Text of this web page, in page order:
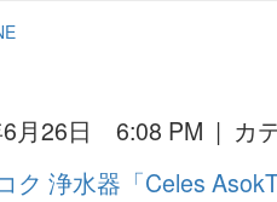
月26日 6:08 PM | カテ
ク 浄水器「Celes